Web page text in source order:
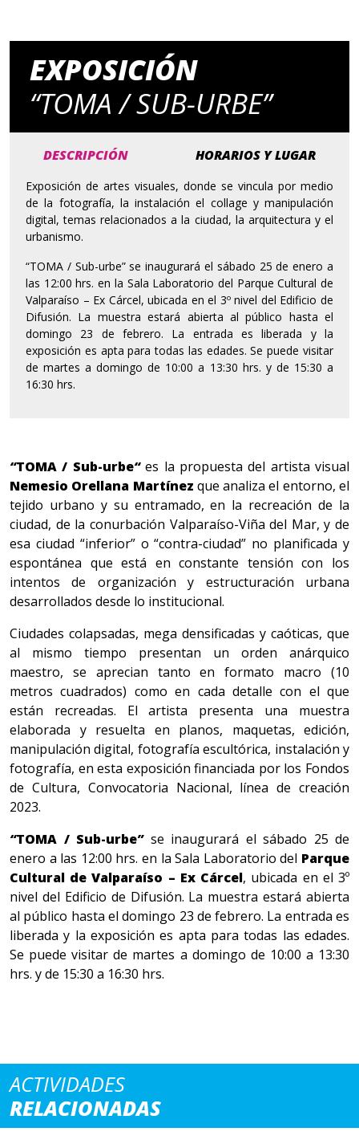
EXPOSICIÓN
“TOMA / SUB-URBE”
DESCRIPCIÓN HORARIOS Y LUGAR
Exposición de artes visuales, donde se vincula por medio
de la fotografía, la instalación el collage y manipulación
digital, temas relacionados a la ciudad, la arquitectura y el
urbanismo.
“TOMA / Sub-urbe” se inaugurará el sábado 25 de enero a
las 12:00 hrs. en la Sala Laboratorio del Parque Cultural de
Valparaíso – Ex Cárcel, ubicada en el 3º nivel del Edificio de
Difusión. La muestra estará abierta al público hasta el
domingo 23 de febrero. La entrada es liberada y la
exposición es apta para todas las edades. Se puede visitar
de martes a domingo de 10:00 a 13:30 hrs. y de 15:30 a
16:30 hrs.
“TOMA / Sub-urbe“es la propuesta del artista visual
Nemesio Orellana Martínez que analiza el entorno, el
tejido urbano y su entramado, en la recreación de la
ciudad, de la conurbación Valparaíso-Viña del Mar, y de
esa ciudad “inferior” o “contra-ciudad” no planificada y
espontánea que está en constante tensión con los
intentos de organización y estructuración urbana
desarrollados desde lo institucional.
Ciudades colapsadas, mega densificadas y caóticas, que
al mismo tiempo presentan un orden anárquico
maestro, se aprecian tanto en formato macro (10
metros cuadrados) como en cada detalle con el que
están recreadas. El artista presenta una muestra
elaborada y resuelta en planos, maquetas, edición,
manipulación digital, fotografía escultórica, instalación y
fotografía, en esta exposición financiada por los Fondos
de Cultura, Convocatoria Nacional, línea de creación
2023.
“TOMA / Sub-urbe” se inaugurará el sábado 25 de
enero a las 12:00 hrs. en la Sala Laboratorio del Parque
Cultural de Valparaíso – Ex Cárcel, ubicada en el 3º
nivel del Edificio de Difusión. La muestra estará abierta
al público hasta el domingo 23 de febrero. La entrada es
liberada y la exposición es apta para todas las edades.
Se puede visitar de martes a domingo de 10:00 a 13:30
hrs. y de 15:30 a 16:30 hrs.
ACTIVIDADES
RELACIONADAS